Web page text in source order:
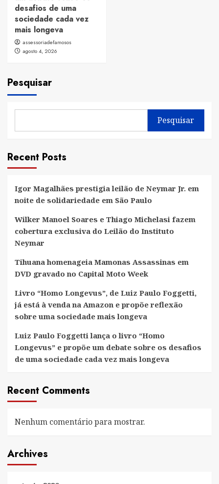
desafios de uma
sociedade cada vez
mais longeva
assessoriadefamosos
agosto 4, 2026
Pesquisar
Pesquisar
Recent Posts
Igor Magalhães prestigia leilão de Neymar Jr. em
noite de solidariedade em São Paulo
Wilker Manoel Soares e Thiago Michelasi fazem
cobertura exclusiva do Leilão do Instituto
Neymar
Tihuana homenageia Mamonas Assassinas em
DVD gravado no Capital Moto Week
Livro “Homo Longevus”, de Luiz Paulo Foggetti,
já está à venda na Amazon e propõe reflexão
sobre uma sociedade mais longeva
Luiz Paulo Foggetti lança o livro “Homo
Longevus” e propõe um debate sobre os desafios
de uma sociedade cada vez mais longeva
Recent Comments
Nenhum comentário para mostrar.
Archives